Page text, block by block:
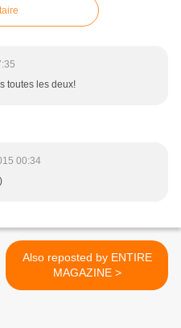
toutes les deux!
00:34
Also reposted by ENTIRE
MAGAZINE >